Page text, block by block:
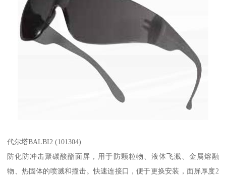
代尔塔BALBI2 (101304)
防化防冲击聚碳酸酯面屏，用于防颗粒物、液体飞溅、金属熔融
物、热固体的喷溅和撞击。快速连接口，便于更换安装，面屏厚度2